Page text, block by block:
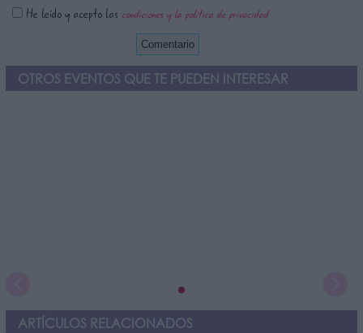
He leído y acepto las condiciones y la política de privacidad
OTROS EVENTOS QUE TE PUEDEN INTERESAR
ARTÍCULOS RELACIONADOS